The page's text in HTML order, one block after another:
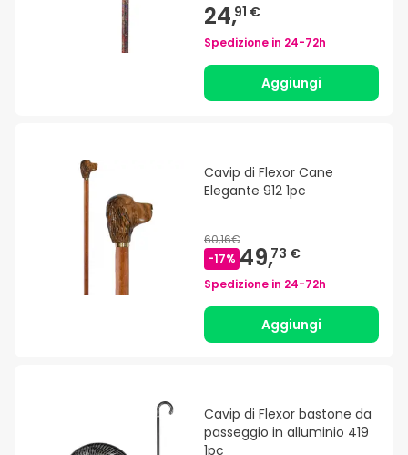
24,91 €
Spedizione in 24-72h
Aggiungi
Cavip di Flexor Cane
Elegante 912 1pc
60,16€
-17% 49,73 €
Spedizione in 24-72h
Aggiungi
Cavip di Flexor bastone da
passeggio in alluminio 419
1pc